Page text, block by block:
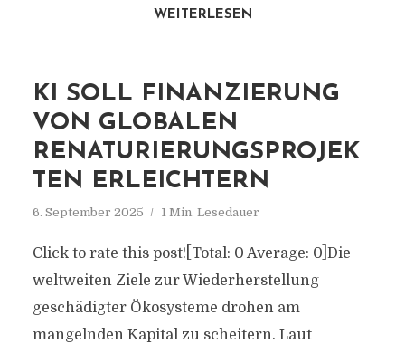
WEITERLESEN
KI SOLL FINANZIERUNG
VON GLOBALEN
RENATURIERUNGSPROJEK
TEN ERLEICHTERN
6. September 2025 1 Min. Lesedauer
Click to rate this post![Total: 0 Average: 0]Die
weltweiten Ziele zur Wiederherstellung
geschädigter Ökosysteme drohen am
mangelnden Kapital zu scheitern. Laut